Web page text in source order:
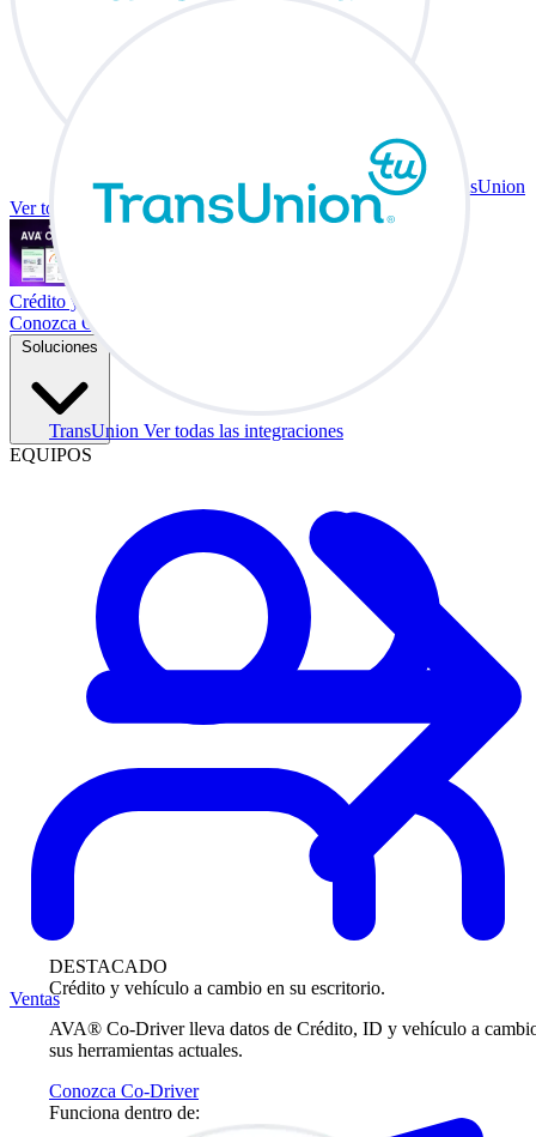
TransUnion Ver todas las integraciones
DESTACADO
Crédito y vehículo a cambio en su escritorio.
AVA® Co-Driver lleva datos de Crédito, ID y vehículo a
sus herramientas actuales.
Conozca Co-Driver
Funciona dentro de:
TransUnion
Ver todas las integraciones
Crédito y vehículo a cambio en su escritorio.
Conozca Co-Driver
Soluciones
EQUIPOS
Ventas